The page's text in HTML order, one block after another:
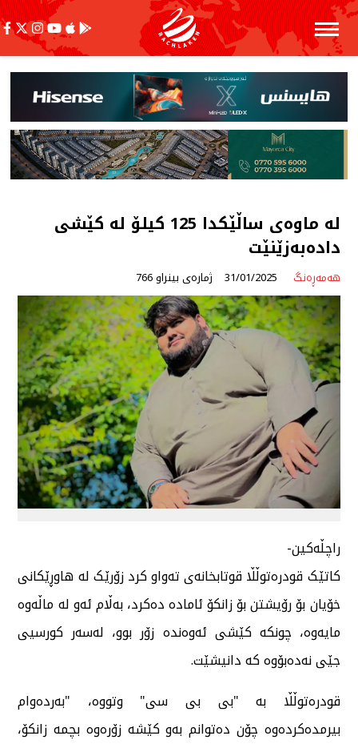
لە ماوەی ساڵێکدا 125 کیلۆ لە کێشی
دادەبەزێنێت
هەمەڕەنگ 31/01/2025 ژمارەی بینراو 766
راچڵەکین-
کاتێک قودرەتوڵڵا قوتابخانەی تەواو کرد زۆرێک لە هاوڕێکانی
خۆیان بۆ رۆیشتن بۆ زانکۆ ئامادە دەکرد، بەڵام ئەو لە ماڵەوە
مایەوە، چونکە کێشی ئەوەندە زۆر بوو، لەسەر کورسیی
جێی نەدەبۆوە کە دانیشێت.
قودرەتوڵڵا بە "بی بی سی" وتووە، "بەردەوام
بیرمدەکردەوە چۆن دەتوانم بەو کێشە زۆرەوە بچمە زانکۆ،